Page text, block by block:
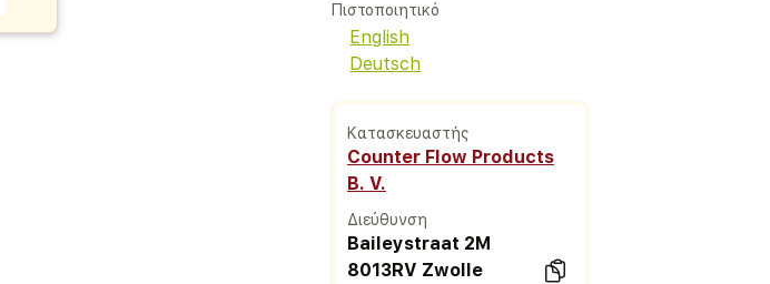
Πιστοποιητικό
English
Deutsch
Κατασκευαστής
Counter Flow Products
B. V.
Διεύθυνση
Baileystraat 2M
8013RV Zwolle